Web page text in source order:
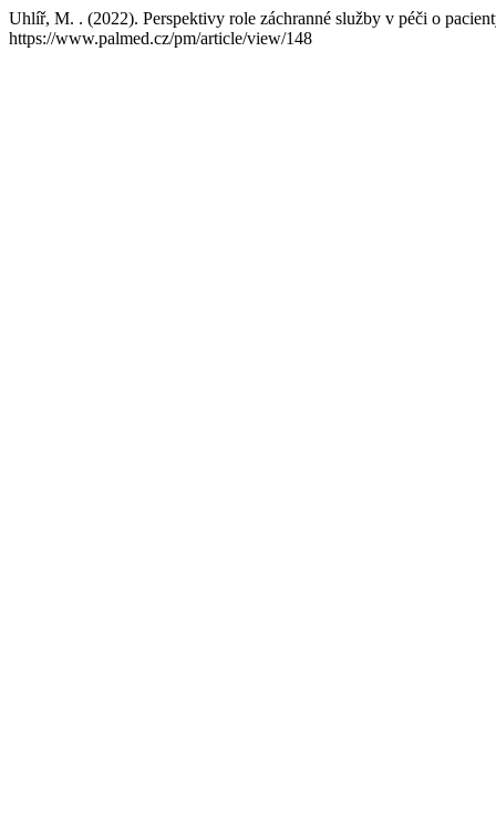
Uhlíř, M. . (2022). Perspektivy role záchranné služby v péči o
https://www.palmed.cz/pm/article/view/148